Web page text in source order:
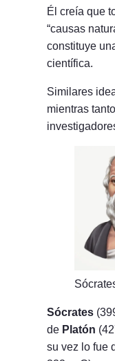
Él creía que
“causas
constituye
científica.
Similares
mientras
Sócrates
de Platón
su vez lo fue